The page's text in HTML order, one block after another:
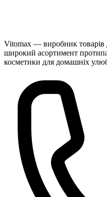
Vitomax — виробник
широкий асортимент
косметики для домашніх